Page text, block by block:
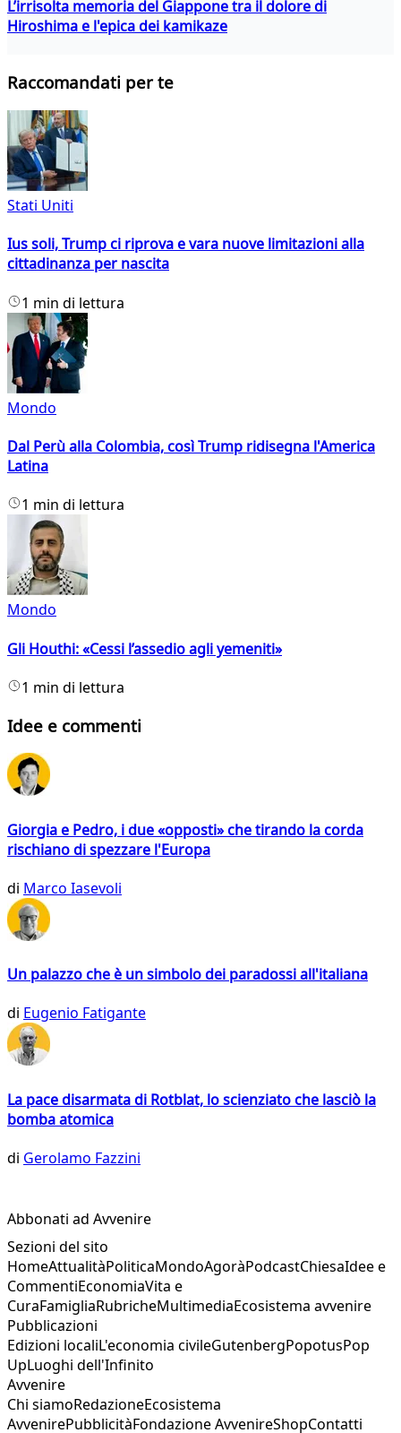
L’irrisolta memoria del Giappone tra il dolore di
Hiroshima e l'epica dei kamikaze
Raccomandati per te
Stati Uniti
Ius soli, Trump ci riprova e vara nuove limitazioni alla
cittadinanza per nascita
1 min di lettura
Mondo
Dal Perù alla Colombia, così Trump ridisegna l'America
Latina
1 min di lettura
Mondo
Gli Houthi: «Cessi l’assedio agli yemeniti»
1 min di lettura
Idee e commenti
Giorgia e Pedro, i due «opposti» che tirando la corda
rischiano di spezzare l'Europa
di Marco Iasevoli
Un palazzo che è un simbolo dei paradossi all'italiana
di Eugenio Fatigante
La pace disarmata di Rotblat, lo scienziato che lasciò la
bomba atomica
di Gerolamo Fazzini
Abbonati ad Avvenire
Sezioni del sito
HomeAttualitàPoliticaMondoAgoràPodcastChiesaIdee e
CommentiEconomiaVita e
CuraFamigliaRubricheMultimediaEcosistema avvenire
Pubblicazioni
Edizioni localiL'economia civileGutenbergPopotusPop
UpLuoghi dell'Infinito
Avvenire
Chi siamoRedazioneEcosistema
AvvenirePubblicitàFondazione AvvenireShopContatti